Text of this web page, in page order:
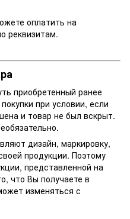
оплатить на
реквизитам.
приобретенный ранее
при условии, если
и товар не был вскрыт.
дизайн, маркировку,
продукции. Поэтому
представленной на
что Вы получаете в
изменяться с